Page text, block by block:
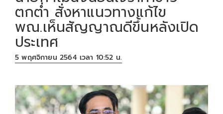
ตกต่ำ สั่งหาแนวทางแก้ไข
พณ.เห็นสัญญาณดีขึ้นหลังเปิด
ประเทศ
5 พฤศจิกายน 2564 เวลา 10:52 น.